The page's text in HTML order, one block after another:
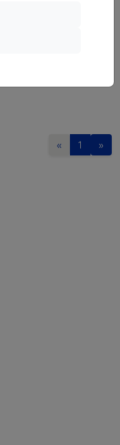
« 1 »